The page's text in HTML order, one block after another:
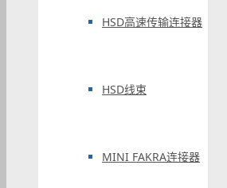
HSD高速传输连接器
HSD线束
MINI FAKRA连接器